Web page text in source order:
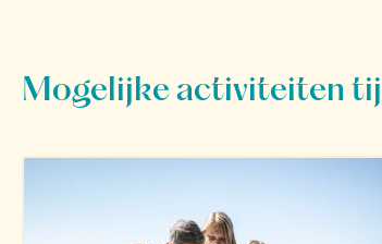
Mogelijke activiteiten